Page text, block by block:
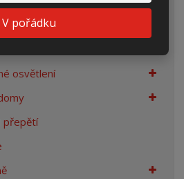
V pořádku
osvětlení
přepětí